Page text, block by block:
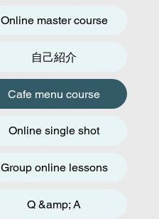
Online master course
自己紹介
Cafe menu course
Online single shot
Group online lessons
Q &amp; A